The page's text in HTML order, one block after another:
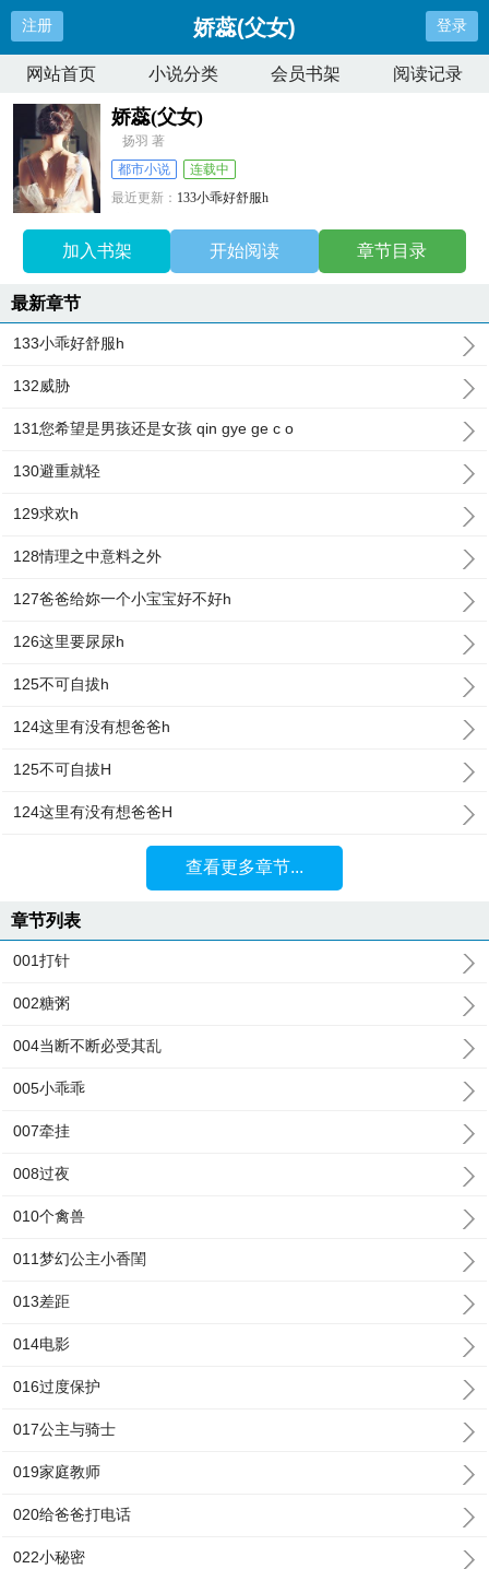
注册 娇蕊(父女) 登录
网站首页 小说分类 会员书架 阅读记录
娇蕊(父女)
扬羽 著
都市小说
连载中
最近更新： 133小乖好舒服h
加入书架 开始阅读 章节目录
最新章节
133小乖好舒服h
132威胁
131您希望是男孩还是女孩 qin gye ge c o
130避重就轻
129求欢h
128情理之中意料之外
127爸爸给妳一个小宝宝好不好h
126这里要尿尿h
125不可自拔h
124这里有没有想爸爸h
125不可自拔H
124这里有没有想爸爸H
查看更多章节...
章节列表
001打针
002糖粥
004当断不断必受其乱
005小乖乖
007牵挂
008过夜
010个禽兽
011梦幻公主小香閨
013差距
014电影
016过度保护
017公主与骑士
019家庭教师
020给爸爸打电话
022小秘密